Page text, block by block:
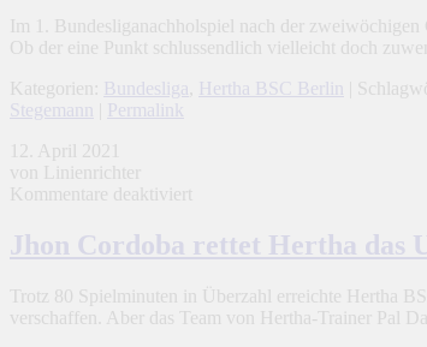
Unentschieden
in
Im 1. Bundesliganachholspiel nach der
Ob der eine Punkt schlussendlich vielleicht doch
Kategorien:
Bundesliga, Hertha BSC Berlin |
Stegemann
Permalink
12. April 2021
von Linienrichter
Kommentare deaktiviert
Cordoba
rettet
das
Unentschieden
Jhon Cordoba rettet Hertha das
Trotz 80 Spielminuten in Überzahl erreichte Hertha
verschaffen. Aber das Team von Hertha-Trainer Pal